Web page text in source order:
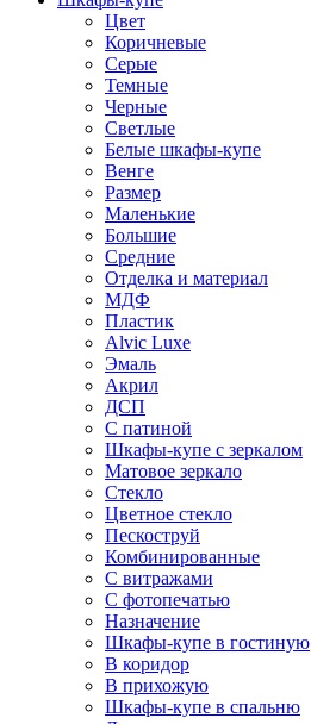
Цвет
Коричневые
Серые
Темные
Черные
Светлые
Белые шкафы-купе
Венге
Размер
Маленькие
Большие
Средние
Отделка и материал
МДФ
Пластик
Alvic Luxe
Эмаль
Акрил
ДСП
С патиной
Шкафы-купе с зеркалом
Матовое зеркало
Стекло
Цветное стекло
Пескоструй
Комбинированные
С витражами
С фотопечатью
Назначение
Шкафы-купе в гостиную
В коридор
В прихожую
Шкафы-купе в спальню